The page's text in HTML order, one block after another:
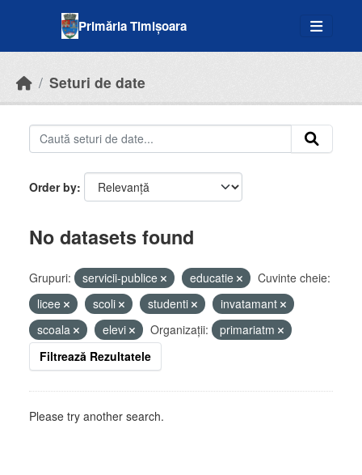
Primăria Timișoara
Seturi de date
Order by
No datasets found
Grupuri: servicii-publice educatie
Cuvinte cheie:
licee
scoli studenti
invatamant
scoala
elevi Organizații:
primariatm
Filtrează Rezultatele
Please try another search.